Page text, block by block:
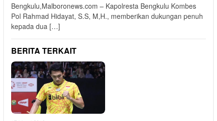
Bengkulu,Malboronews.com – Kapolresta Bengkulu Kombes
Pol Rahmad Hidayat, S.S, M,H., memberikan dukungan penuh
kepada dua […]
BERITA TERKAIT